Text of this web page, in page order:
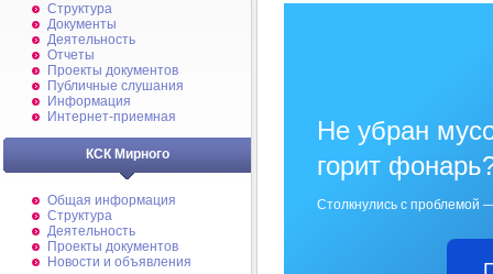
Структура
Документы
Деятельность
Отчеты
Проекты документов
Публичные слушания
Информация
Интернет-приемная
КСК Мирного
Общая информация
Структура
Деятельность
Проекты документов
Новости и объявления
Не убран
горит
Столкнулись с проблемой